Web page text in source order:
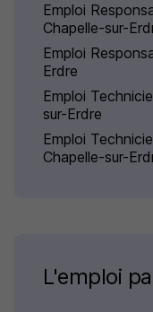
Emploi
Chapelle-sur-
Emploi
Erdre
Emploi
sur-Erdre
Emploi
Chapelle-sur-
L'emploi